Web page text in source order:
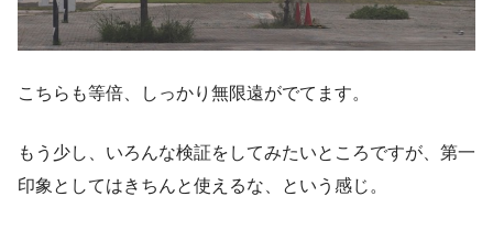
こちらも等倍、しっかり無限遠がでてます。
もう少し、いろんな検証をしてみたいところですが、第一
印象としてはきちんと使えるな、という感じ。